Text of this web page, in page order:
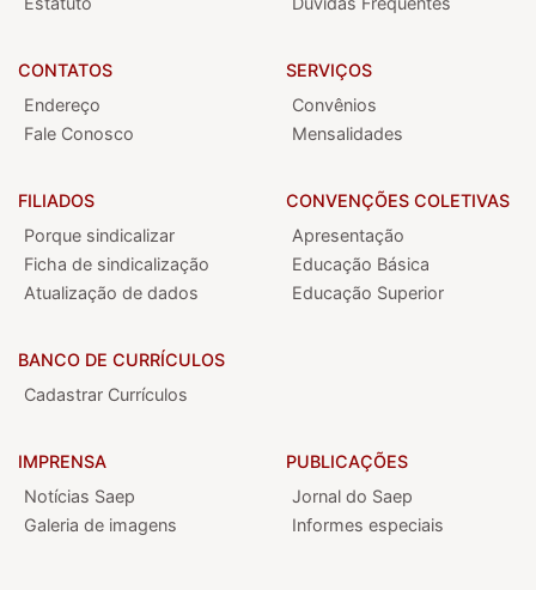
CONTATOS
Endereço
Fale Conosco
SERVIÇOS
Convênios
Mensalidades
FILIADOS
Porque sindicalizar
Ficha de sindicalização
Atualização de dados
BANCO DE CURRÍCULOS
Cadastrar Currículos
CONVENÇÕES COLETIVAS
Apresentação
Educação Básica
Educação Superior
IMPRENSA
Notícias Saep
Galeria de imagens
PUBLICAÇÕES
Jornal do Saep
Informes especiais